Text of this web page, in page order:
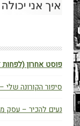
פוסט אחרון (לפחות
סיפור הקורונה שלי
נעים להכיר – עסק